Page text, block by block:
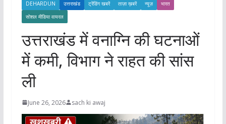
DEHARDUN उत्तराखंड ट्रेंडिंग खबरें ताज़ा ख़बरें न्यूज़
भारत
सोशल मीडिया वायरल
उत्तराखंड में वनाग्नि की घटनाओं
में कमी, विभाग ने राहत की सांस
ली
June 26, 2026 sach ki awaj